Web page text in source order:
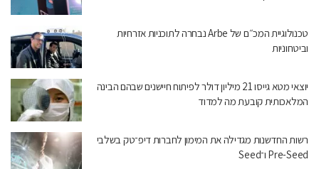
טכנולוגיית המכ״ם של Arbe נבחרה לתוכניות אזרחיות
וביטחוניות
יוצאי מטא גייסו 21 מיליון דולר לפיתוח חיישנים שבהם הבינה
המלאכותית קובעת מה למדוד
רשות החדשנות מגדילה את המימון לחברות דיפ־טק בשלבי
Pre-Seed ו־Seed